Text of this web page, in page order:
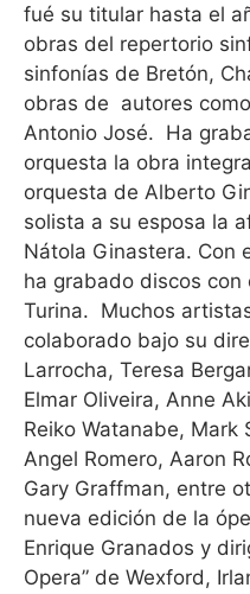
fué su titular hasta el
obras del repertorio
sinfonías de Bretón,
obras de autores
Antonio José. Ha
orquesta la obra
orquesta de Alberto
solista a su esposa la
Nátola Ginastera. Con
ha grabado discos
Turina. Muchos
colaborado bajo su
Larrocha, Teresa
Elmar Oliveira, Anne
Reiko Watanabe, Mark
Angel Romero, Aaron
Gary Graffman, entre
nueva edición de la
Enrique Granados y
Opera” de Wexford,